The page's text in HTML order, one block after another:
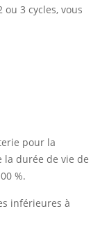
3 cycles, vous
pour la
la durée de vie de
%.
inférieures à